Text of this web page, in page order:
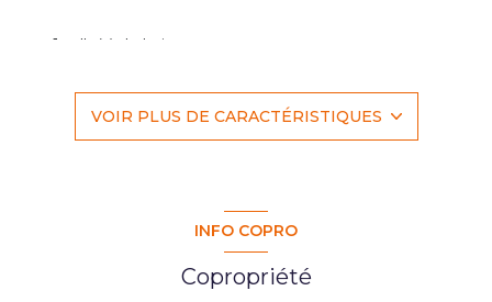
1 salle(s) de bain
Chauffage individuel : radiateur (electrique)
VOIR PLUS DE CARACTÉRISTIQUES
INFO COPRO
Copropriété